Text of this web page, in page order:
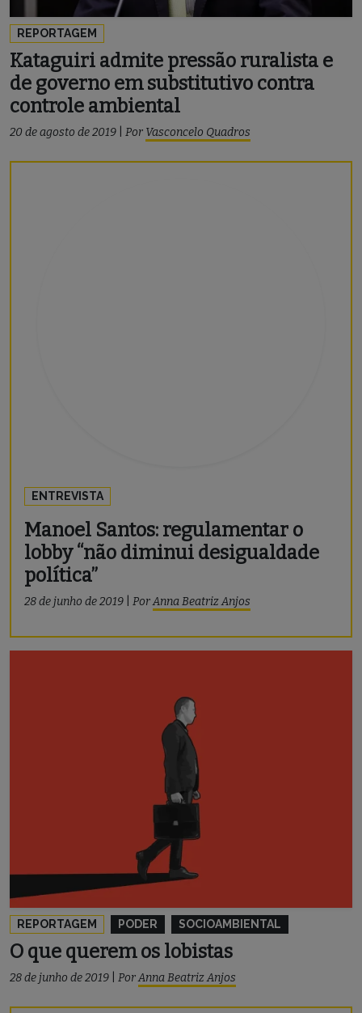
REPORTAGEM
Kataguiri admite pressão ruralista e
de governo em substitutivo contra
controle ambiental
20 de agosto de 2019 Por Vasconcelo Quadros
ENTREVISTA
Manoel Santos: regulamentar o
lobby “não diminui desigualdade
política”
28 de junho de 2019 PorAnna Beatriz Anjos
REPORTAGEM PODER SOCIOAMBIENTAL
O que querem os lobistas
28 de junho de 2019 PorAnna Beatriz Anjos